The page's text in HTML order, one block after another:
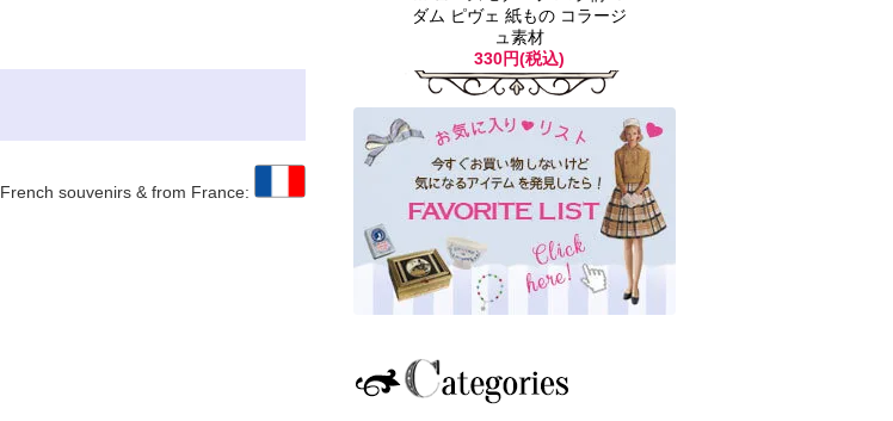
French souvenirs & from France:
ダム ピヴェ 紙もの コラージ
ュ素材
330円(税込)